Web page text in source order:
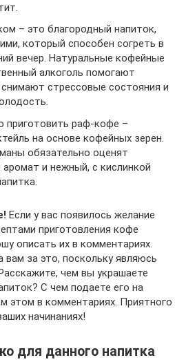
– это благородный напиток,
который способен согреть в
вечер. Натуральные кофейные
алкоголь помогают
снимают стрессовые состояния и
приготовить раф-кофе –
на основе кофейных зерен.
обязательно оценят
и нежный, с кислинкой
Если у вас появилось желание
приготовления кофе
описать их в комментариях.
вам за это, поскольку являюсь
чем вы украшаете
С чем подаете его на
этом в комментариях. Приятного
начинаниях!
для данного напитка